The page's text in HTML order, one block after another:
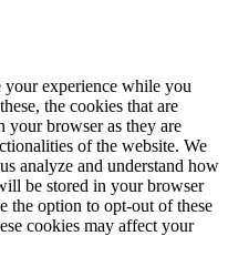
your experience while you
the cookies that are
your browser as they are
of the website. We
analyze and understand how
be stored in your browser
the option to opt-out of these
cookies may affect your